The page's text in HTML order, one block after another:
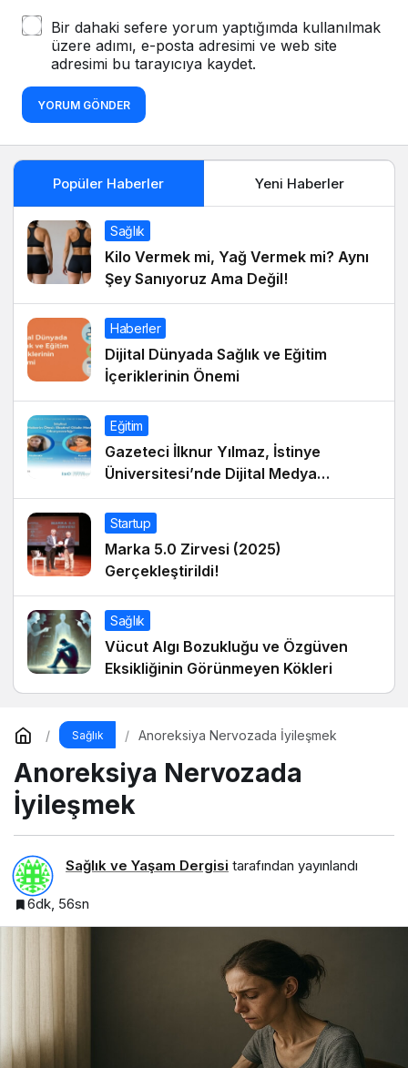
Bir dahaki sefere yorum yaptığımda kullanılmak
üzere adımı, e-posta adresimi ve web site
adresimi bu tarayıcıya kaydet.
YORUM GÖNDER
Popüler Haberler Yeni Haberler
Sağlık
Kilo Vermek mi, Yağ Vermek mi? Aynı
Şey Sanıyoruz Ama Değil!
Haberler
Dijital Dünyada Sağlık ve Eğitim
İçeriklerinin Önemi
Eğitim
Gazeteci İlknur Yılmaz, İstinye
Üniversitesi’nde Dijital Medya
Okuryazarlığı Dersinin Konuğu Oldu
Startup
Marka 5.0 Zirvesi (2025)
Gerçekleştirildi!
Sağlık
Vücut Algı Bozukluğu ve Özgüven
Eksikliğinin Görünmeyen Kökleri
Sağlık Anoreksiya Nervozada İyileşmek
Anoreksiya Nervozada
İyileşmek
Sağlık ve Yaşam Dergisi tarafından yayınlandı
6dk, 56sn